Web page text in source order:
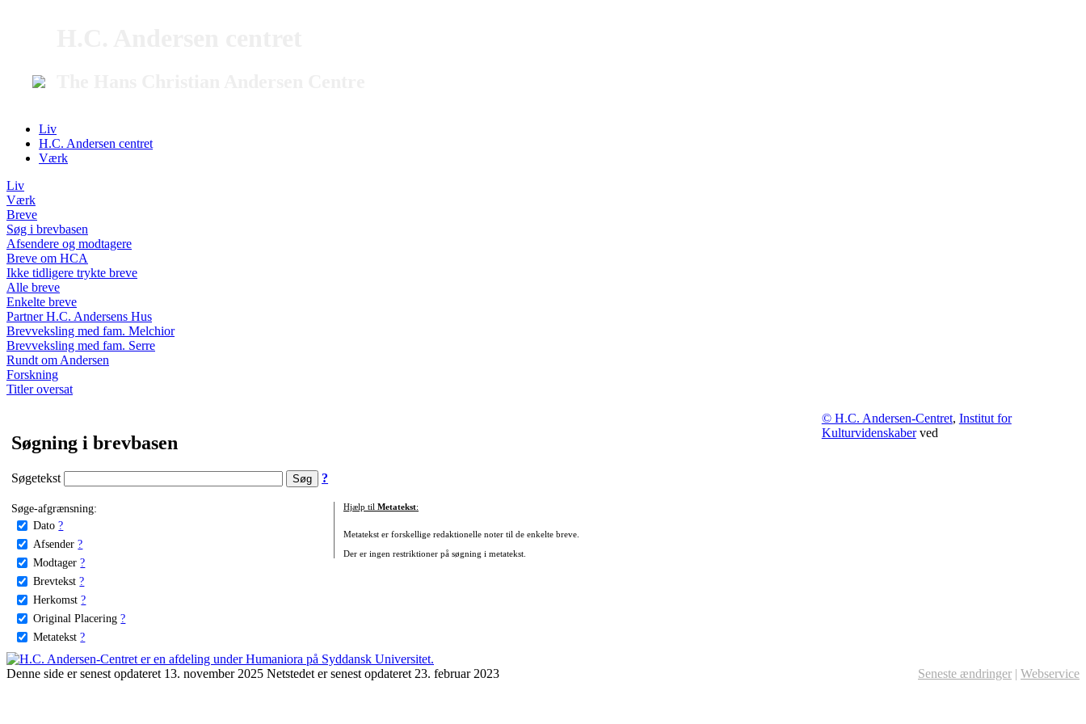
Liv
H.C. Andersen centret
Værk
Liv
Værk
Breve
Søg i brevbasen
Afsendere og modtagere
Breve om HCA
Ikke tidligere trykte breve
Alle breve
Enkelte breve
Partner H.C. Andersens Hus
Brevveksling med fam. Melchior
Brevveksling med fam. Serre
Rundt om Andersen
Forskning
Titler oversat
Søgning i brevbasen
Søgetekst ?
Søge-afgrænsning:
Dato ?
Afsender ?
Modtager ?
Brevtekst ?
Herkomst ?
Original Placering ?
Metatekst ?
Hjælp til Metatekst:
Metatekst er forskellige redaktionelle noter til de enkelte breve.
Der er ingen restriktioner på søgning i metatekst.
© H.C. Andersen-Centret, Institut for
Kulturvidenskaberved
Denne side er senest opdateret 13. november 2025 Netstedet er senest opdateret 23. februar 2023 Seneste ændringer | Webservice